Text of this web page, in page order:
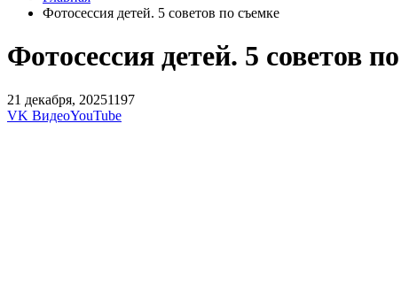
Фотосессия детей. 5 советов по съемке
Фотосессия детей. 5 советов
21 декабря, 20251197
VK ВидеоYouTube